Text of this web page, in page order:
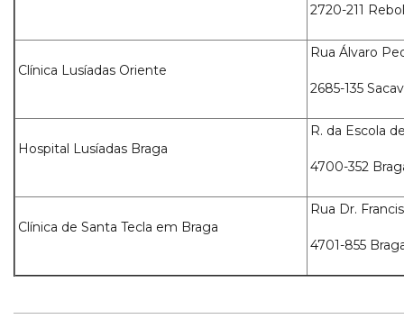
2720-211
Clínica Lusíadas Oriente
Rua Álvaro
2685-135
Hospital Lusíadas Braga
R. da Escola
4700-352
Clínica de Santa Tecla em Braga
Rua Dr.
4701-855